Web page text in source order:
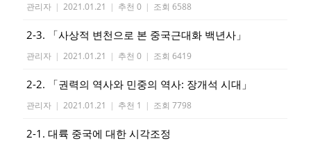
관리자 | 2021.01.21 | 추천 0 | 조회 6588
2-3. 「사상적 변천으로 본 중국근대화 백년사」
관리자 | 2021.01.21 | 추천 0 | 조회 6419
2-2. 「권력의 역사와 민중의 역사: 장개석 시대」
관리자 | 2021.01.21 | 추천 1 | 조회 7798
2-1. 대륙 중국에 대한 시각조정